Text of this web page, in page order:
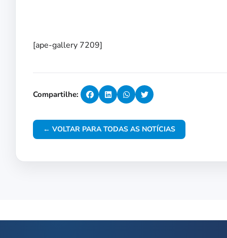
[ape-gallery 7209]
Compartilhe:
← VOLTAR PARA TODAS AS NOTÍCIAS